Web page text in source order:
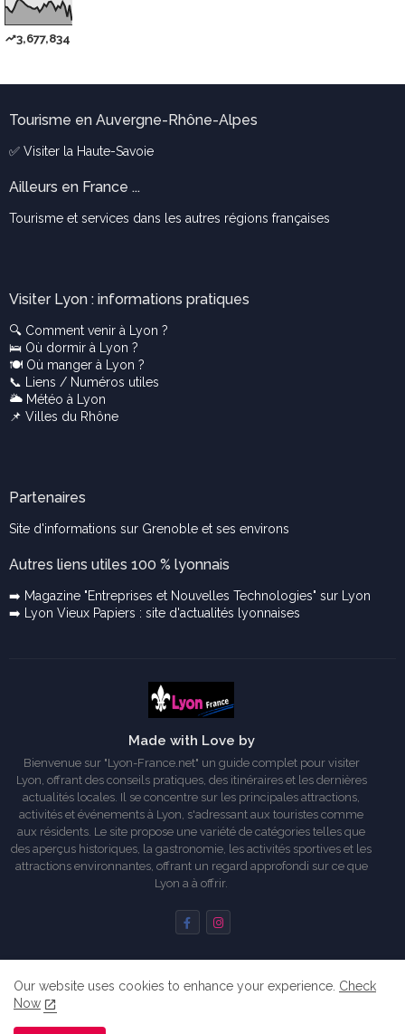
3,677,834
Tourisme en Auvergne-Rhône-Alpes
✅ Visiter la Haute-Savoie
Ailleurs en France ...
Tourisme et services dans les autres régions françaises
Visiter Lyon : informations pratiques
🔍 Comment venir à Lyon ?
🛌 Où dormir à Lyon ?
🍽️ Où manger à Lyon ?
📞
Liens / Numéros utiles
🌥️ Météo à Lyon
📌 Villes du Rhône
Partenaires
Site d'informations sur Grenoble et ses environs
Autres liens utiles 100 % lyonnais
➡️ Magazine "Entreprises et Nouvelles Technologies" sur Lyon
➡️ Lyon Vieux Papiers : site d'actualités lyonnaises
Made with Love by
Bienvenue sur "Lyon-France.net" un guide complet pour visiter
Lyon, offrant des conseils pratiques, des itinéraires et les dernières
actualités locales. Il se concentre sur les principales attractions,
activités et événements à Lyon, s'adressant aux touristes comme
aux résidents. Le site propose une variété de catégories telles que
des aperçus historiques, la gastronomie, les activités sportives et les
attractions environnantes, offrant un regard approfondi sur ce que
Lyon a à offrir.
Accueil A propos de moi
Commencer ici...
Partenaires
Our website uses cookies to enhance your experience. Check
Now